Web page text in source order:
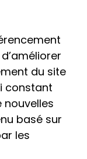
du site
constant
basé sur
les